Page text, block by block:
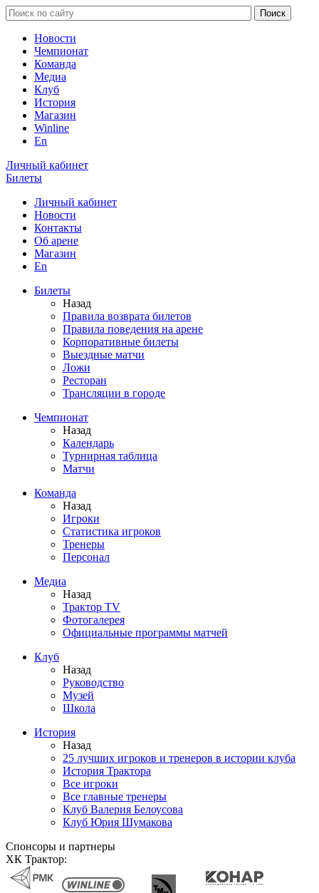
Новости
Чемпионат
Команда
Медиа
Клуб
История
Магазин
Winline
En
Личный кабинет
Билеты
Личный кабинет
Новости
Контакты
Об арене
Магазин
En
Билеты
Назад
Правила возврата билетов
Правила поведения на арене
Корпоративные билеты
Выездные матчи
Ложи
Ресторан
Трансляции в городе
Чемпионат
Назад
Календарь
Турнирная таблица
Матчи
Команда
Назад
Игроки
Статистика игроков
Тренеры
Персонал
Медиа
Назад
Трактор TV
Фотогалерея
Официальные программы матчей
Клуб
Назад
Руководство
Музей
Школа
История
Назад
25 лучших игроков и тренеров в истории клуба
История Трактора
Все игроки
Все главные тренеры
Клуб Валерия Белоусова
Клуб Юрия Шумакова
Спонсоры и партнеры
ХК Трактор: